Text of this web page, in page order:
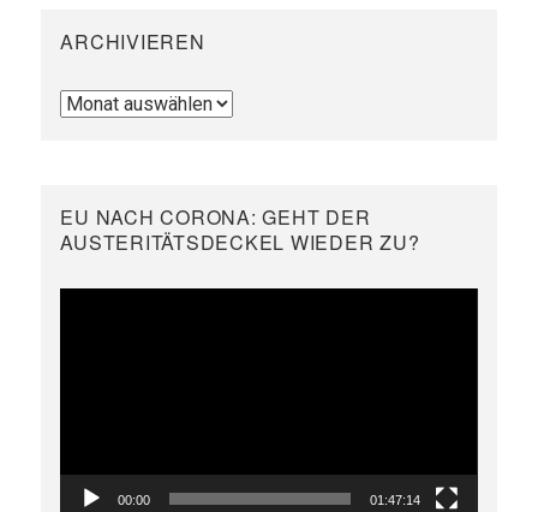
ARCHIVIEREN
Archivieren
EU NACH CORONA: GEHT DER
AUSTERITÄTSDECKEL WIEDER ZU?
00:00 01:47:14